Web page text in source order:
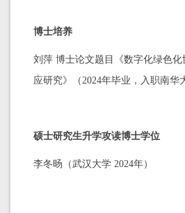
博士培养
刘萍 博士论文题目《数字化绿色化
应研究》（2024年毕业，入职南华
硕士研究生升学攻读博士学位
李冬旸（武汉大学 2024年）